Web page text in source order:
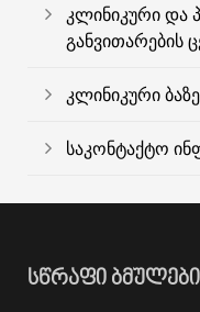
კლინიკური და
განვითარების
კლინიკური
საკონტაქტო
ᲡᲬᲠᲐᲤᲘ ᲑᲛᲣᲚᲔᲑᲘ